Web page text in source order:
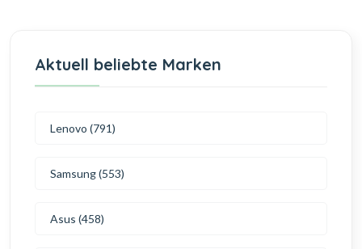
Aktuell beliebte Marken
Lenovo (791)
Samsung (553)
Asus (458)